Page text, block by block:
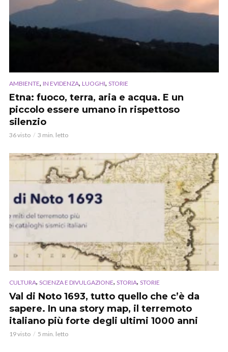
AMBIENTE, IN EVIDENZA, LUOGHI, STORIE
Etna: fuoco, terra, aria e acqua. E un
piccolo essere umano in rispettoso
silenzio
36 visto 3 min. letto
CULTURA, SCIENZA E DIVULGAZIONE, STORIA, STORIE
Val di Noto 1693, tutto quello che c’è da
sapere. In una story map, il terremoto
italiano più forte degli ultimi 1000 anni
19 visto 5 min. letto